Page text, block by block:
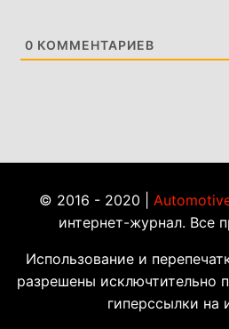
0 КОММЕНТАРИЕВ
© 2016 - 2020 |
интернет-журнал. Все
Использование и
разрешены исключтительно
гиперссылки на